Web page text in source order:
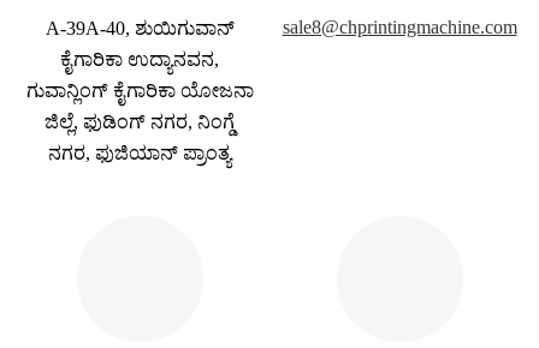
A-39A-40, ಶುಯಿಗುವಾನ್
ಕೈಗಾರಿಕಾ ಉದ್ಯಾನವನ,
ಗುವಾನ್ಲಿಂಗ್ ಕೈಗಾರಿಕಾ ಯೋಜನಾ
ಜಿಲ್ಲೆ, ಫುಡಿಂಗ್ ನಗರ, ನಿಂಗ್ಡೆ
ನಗರ, ಫುಜಿಯಾನ್ ಪ್ರಾಂತ್ಯ
sale8@chprintingmachine.com